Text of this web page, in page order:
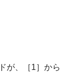
が、［1］から